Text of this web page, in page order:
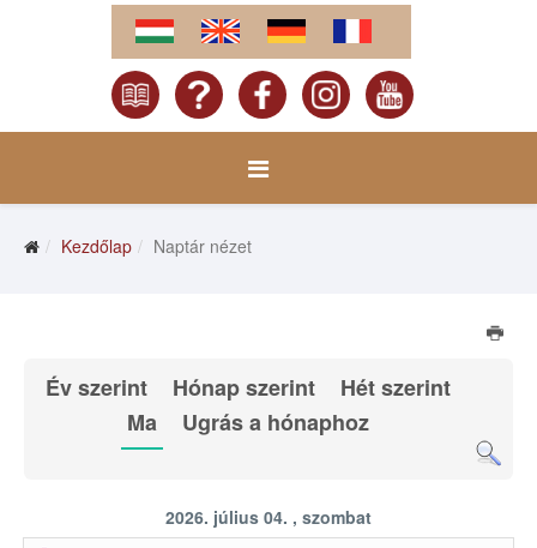
Kezdőlap Naptár nézet
Év szerint Hónap szerint
Hét szerint
Ma
Ugrás a hónaphoz
2026. július 04. , szombat